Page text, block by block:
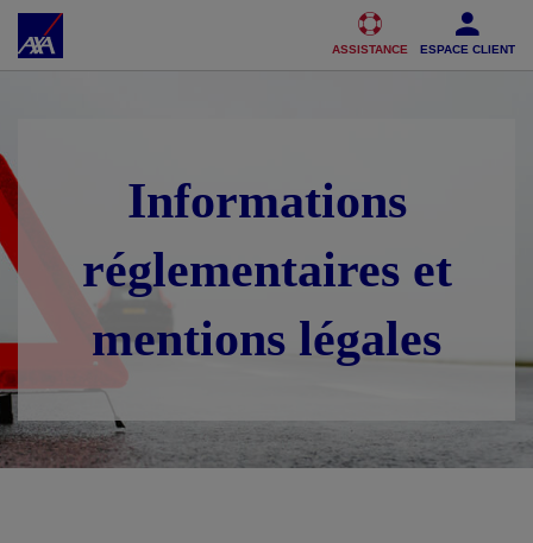
Accéder au Contenu Accéder au Pied de page
ASSISTANCE ESPACE CLIENT
Informations
réglementaires et
mentions légales